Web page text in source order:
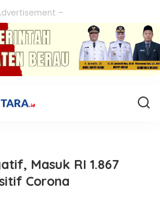
–
Masuk RI 1.867
Corona